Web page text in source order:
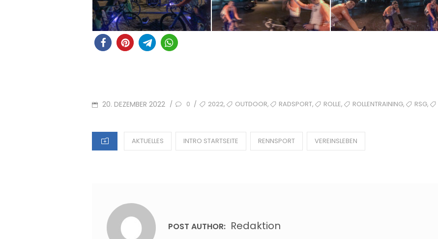
POSTED
20. DEZEMBER 2022 / 0 / TAGS2022, OUTDOOR, RADSPORT, ROLLE, ROLLENTRAINING, RSG,
CATEGORIES
AKTUELLES INTRO STARTSEITE RENNSPORT VEREINSLEBEN
POST AUTHOR: Redaktion